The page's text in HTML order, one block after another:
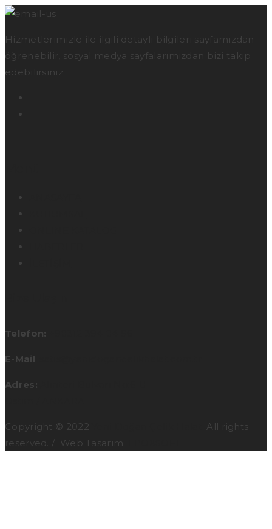
Hizmetlerimizle ile ilgili detaylı bilgileri sayfamızdan
öğrenebilir, sosyal medya sayfalarımızdan bizi takip
edebilirsiniz.
Telefon:
E-Mail
Adres:
Copyright © 2022
. All rights
reserved. / Web Tasarım: